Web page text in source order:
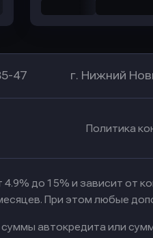
47 г. Нижний
Политика
4.9% до 15% и зависит от
При этом любые
автокредита или